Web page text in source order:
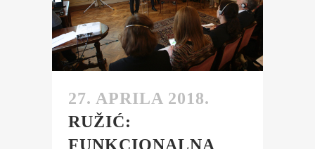
27. APRILA 2018.
RUŽIĆ:
FUNKCIONALNA